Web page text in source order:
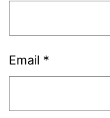
Email *